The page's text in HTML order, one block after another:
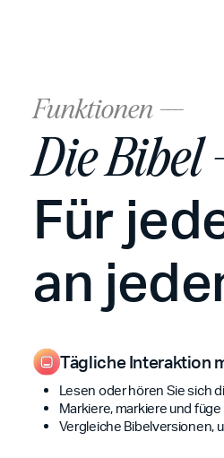
Funktionen ---
Die Bibel
Für
an
Tägliche Interaktion
Lesen oder hören Sie sich
Markiere, markiere und
Vergleiche Bibelversionen,